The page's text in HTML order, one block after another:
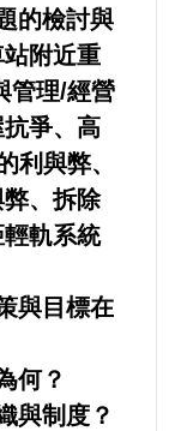
的檢討與
附近重
管理/經營
爭、高
利與弊、
、拆除
軌系統
與目標在
何？
與制度？